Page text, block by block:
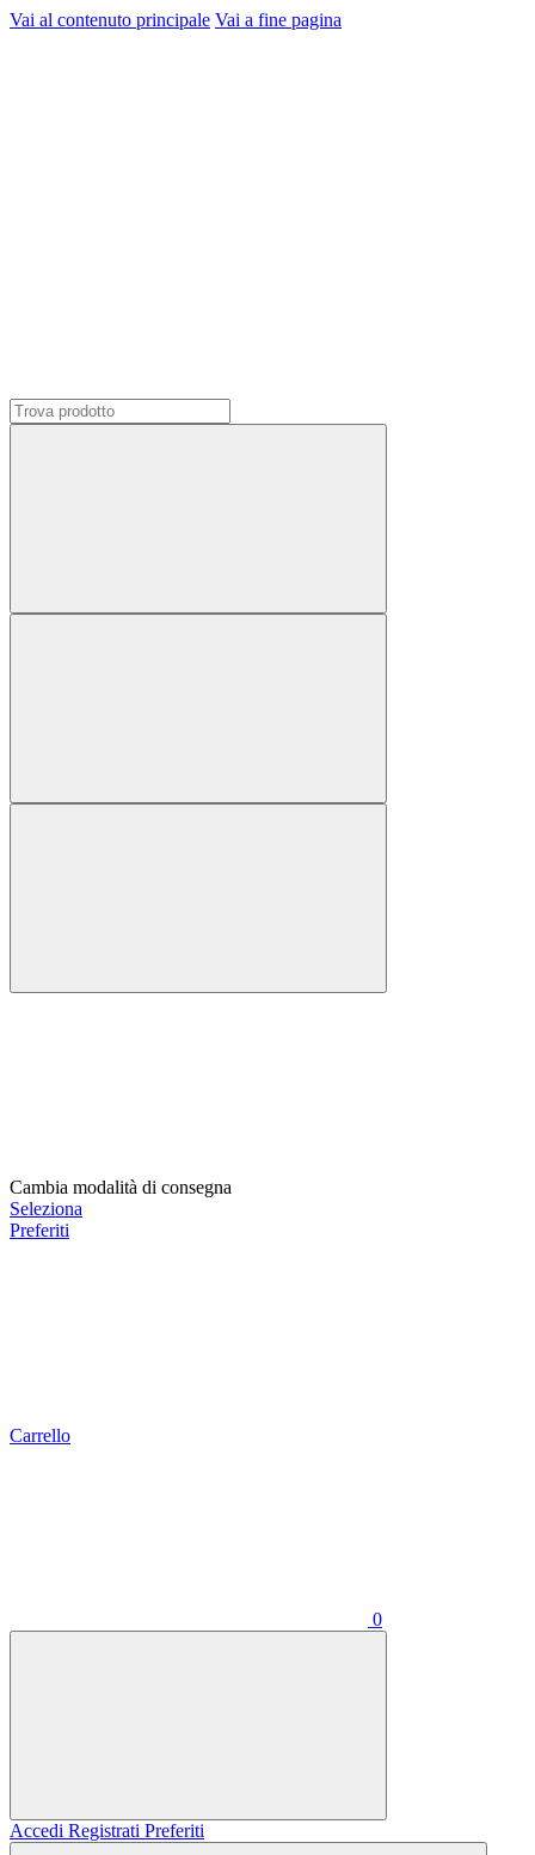
Vai al contenuto principale Vai a fine pagina
Cambia modalità di consegna
Seleziona
Preferiti
Carrello
0
Accedi Registrati Preferiti